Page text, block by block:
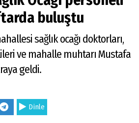
buluştu
sağlık ocağı doktorları,
ve mahalle muhtarı Mustafa
geldi.
Dinle